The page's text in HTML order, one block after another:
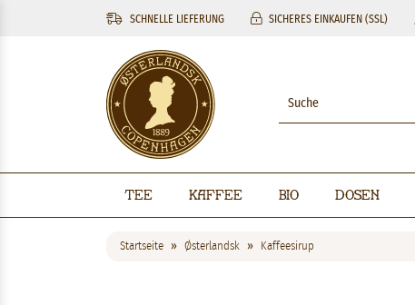
SCHNELLE LIEFERUNG SICHERES EINKAUFEN (SSL)
Tee Kaffee BIO Dosen
Startseite Østerlandsk Kaffeesirup